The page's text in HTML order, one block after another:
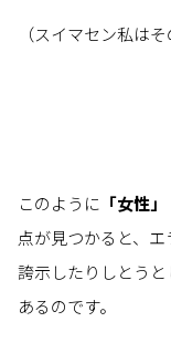
（スイマセン私は
このように 「女性
点が見つかると、
誇示したりしとう
あるのです。